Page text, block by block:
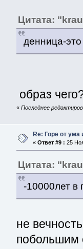
Цитата:
денница-
образ
« Последнее
Re: Горе от ума
« Ответ #9 : 25
Цитата:
-10000лет в
не
побольшим